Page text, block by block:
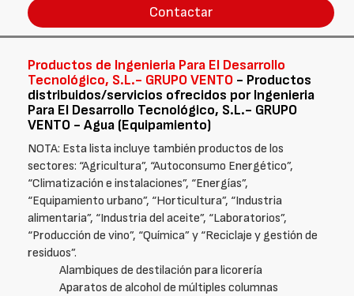
Contactar
Productos de Ingenieria Para El Desarrollo
Tecnológico, S.L.- GRUPO VENTO - Productos
distribuidos/servicios ofrecidos por Ingenieria
Para El Desarrollo Tecnológico, S.L.- GRUPO
VENTO - Agua (Equipamiento)
NOTA: Esta lista incluye también productos de los
sectores: “Agricultura”, “Autoconsumo Energético”,
“Climatización e instalaciones”, “Energías”,
“Equipamiento urbano”, “Horticultura”, “Industria
alimentaria”, “Industria del aceite”, “Laboratorios”,
“Producción de vino”, “Química” y “Reciclaje y gestión de
residuos”.
Alambiques de destilación para licorería
Aparatos de alcohol de múltiples columnas